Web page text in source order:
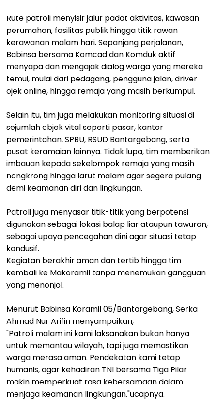
Rute patroli menyisir jalur padat aktivitas, kawasan
perumahan, fasilitas publik hingga titik rawan
kerawanan malam hari. Sepanjang perjalanan,
Babinsa bersama Komcad dan Komduk aktif
menyapa dan mengajak dialog warga yang mereka
temui, mulai dari pedagang, pengguna jalan, driver
ojek online, hingga remaja yang masih berkumpul.
Selain itu, tim juga melakukan monitoring situasi di
sejumlah objek vital seperti pasar, kantor
pemerintahan, SPBU, RSUD Bantargebang, serta
pusat keramaian lainnya. Tidak lupa, tim memberikan
imbauan kepada sekelompok remaja yang masih
nongkrong hingga larut malam agar segera pulang
demi keamanan diri dan lingkungan.
Patroli juga menyasar titik-titik yang berpotensi
digunakan sebagai lokasi balap liar ataupun tawuran,
sebagai upaya pencegahan dini agar situasi tetap
kondusif.
Kegiatan berakhir aman dan tertib hingga tim
kembali ke Makoramil tanpa menemukan gangguan
yang menonjol.
Menurut Babinsa Koramil 05/Bantargebang, Serka
Ahmad Nur Arifin menyampaikan,
"Patroli malam ini kami laksanakan bukan hanya
untuk memantau wilayah, tapi juga memastikan
warga merasa aman. Pendekatan kami tetap
humanis, agar kehadiran TNI bersama Tiga Pilar
makin memperkuat rasa kebersamaan dalam
menjaga keamanan lingkungan."ucapnya.